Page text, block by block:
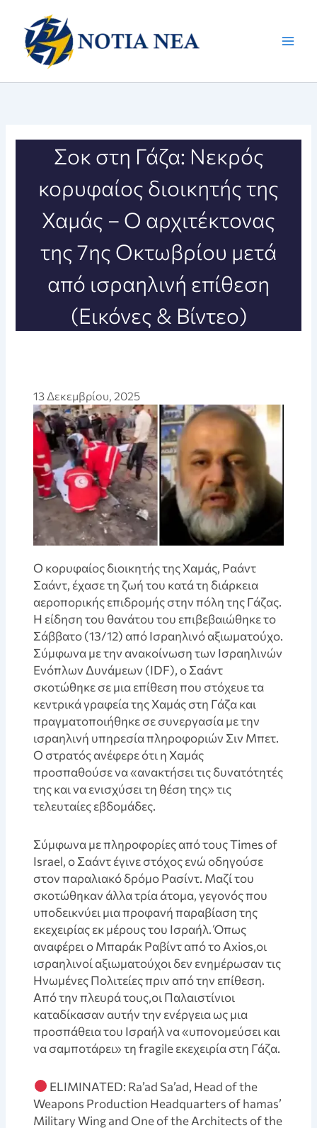
περιεχόμενο
Σοκ στη Γάζα: Νεκρός
κορυφαίος διοικητής της
Χαμάς – Ο αρχιτέκτονας
της 7ης Οκτωβρίου μετά
από ισραηλινή επίθεση
(Εικόνες & Βίντεο)
13 Δεκεμβρίου, 2025
Ο κορυφαίος διοικητής της Χαμάς, Ραάντ
Σαάντ, έχασε τη ζωή του κατά τη διάρκεια
αεροπορικής επιδρομής στην πόλη της Γάζας.
Η είδηση του θανάτου του επιβεβαιώθηκε το
Σάββατο (13/12) από Ισραηλινό αξιωματούχο.
Σύμφωνα με την ανακοίνωση των Ισραηλινών
Ενόπλων Δυνάμεων (IDF), ο Σαάντ
σκοτώθηκε σε μια επίθεση που στόχευε τα
κεντρικά γραφεία της Χαμάς στη Γάζα και
πραγματοποιήθηκε σε συνεργασία με την
ισραηλινή υπηρεσία πληροφοριών Σιν Μπετ.
Ο στρατός ανέφερε ότι η Χαμάς
προσπαθούσε να «ανακτήσει τις δυνατότητές
της και να ενισχύσει τη θέση της» τις
τελευταίες εβδομάδες.
Σύμφωνα με πληροφορίες από τους Times of
Israel, ο Σαάντ έγινε στόχος ενώ οδηγούσε
στον παραλιακό δρόμο Ρασίντ. Μαζί του
σκοτώθηκαν άλλα τρία άτομα, γεγονός που
υποδεικνύει μια προφανή παραβίαση της
εκεχειρίας εκ μέρους του Ισραήλ. Όπως
αναφέρει ο Μπαράκ Ραβίντ από το Axios,οι
ισραηλινοί αξιωματούχοι δεν ενημέρωσαν τις
Ηνωμένες Πολιτείες πριν από την επίθεση.
Από την πλευρά τους,οι Παλαιστίνιοι
καταδίκασαν αυτήν την ενέργεια ως μια
προσπάθεια του Ισραήλ να «υπονομεύσει και
να σαμποτάρει» τη fragile εκεχειρία στη Γάζα.
ELIMINATED: Ra’ad Sa’ad, Head of the
Weapons Production Headquarters of hamas’
Military Wing and One of the Architects of the